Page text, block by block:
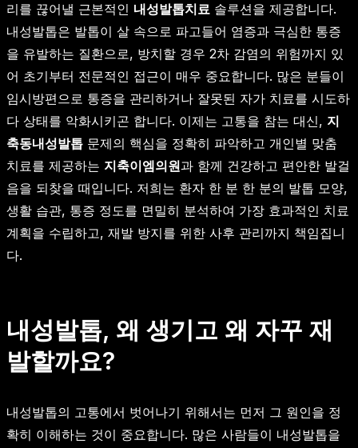
리를 끊어낼 근본적인 내성발톱치료 솔루션을 제공합니다.
내성발톱은 발톱이 살 속으로 파고들어 염증과 극심한 통증
을 유발하는 질환으로, 방치할 경우 2차 감염의 위험까지 있
어 초기부터 전문적인 접근이 매우 중요합니다. 많은 분들이
임시방편으로 통증을 관리하거나 잘못된 자가 치료를 시도하
다 상태를 악화시키곤 합니다. 이제는 고통을 참는 대신, 지
축동내성발톱 문제의 핵심을 정확히 파악하고 개인별 맞춤
치료를 제공하는 지축이엠의원과 함께 건강하고 편안한 발걸
음을 되찾을 때입니다. 저희는 환자 한 분 한 분의 발톱 모양,
생활 습관, 통증 정도를 면밀히 분석하여 가장 효과적인 치료
계획을 수립하고, 재발 방지를 위한 사후 관리까지 책임집니
다.
내성발톱, 왜 생기고 왜 자꾸 재
발할까요?
내성발톱의 고통에서 벗어나기 위해서는 먼저 그 원인을 정
확히 이해하는 것이 중요합니다. 많은 사람들이 내성발톱을